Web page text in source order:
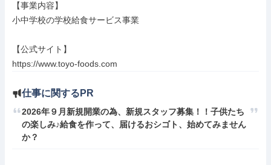
【事業内容】
小中学校の学校給食サービス事業
【公式サイト】
https://www.toyo-foods.com
仕事に関するPR
2026年９月新規開業の為、新規スタッフ募集！！子供たち
の楽しみ♪給食を作って、届けるおシゴト、始めてみません
か？